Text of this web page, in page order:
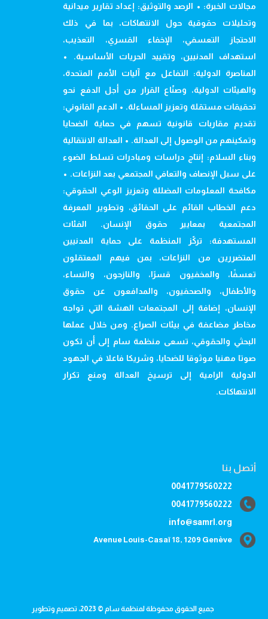
مجالات الخبرة: • الرصد والتوثيق: إعداد تقارير ميدانية
وتحليلات حقوقية حول الانتهاكات، بما في ذلك
الاحتجاز التعسفي، الإخفاء القسري، التعذيب،
استهداف المدنيين، وتقييد الحريات الأساسية. •
المناصرة الدولية: التفاعل مع آليات الأمم المتحدة،
والهيئات الدولية، وصنّاع القرار من أجل الدفع نحو
تحقيقات مستقلة وتعزيز المساءلة. • الدعم القانوني:
تقديم مقاربات قانونية تسهم في حماية الضحايا
وتمكينهم من الوصول إلى العدالة. • العدالة الانتقالية
وبناء السلام: إنتاج دراسات ومبادرات تسلط الضوء
على سبل الإنصاف والتعافي المجتمعي بعد النزاعات. •
مكافحة المعلومات المضللة وتعزيز الوعي الحقوقي:
دعم الخطاب القائم على الحقائق، وتطوير المعرفة
المجتمعية بمعايير حقوق الإنسان. الفئات
المستهدفة: تركّز المنظمة على حماية المدنيين
المتضررين من النزاعات، بمن فيهم المعتقلون
تعسفًا، والمخفيون قسرًا، والنازحون، والنساء،
والأطفال، والصحفيون، والمدافعون عن حقوق
الإنسان، إضافة إلى المجتمعات الهشة التي تواجه
مخاطر مضاعفة في بيئات الصراع. ومن خلال عملها
البحثي والحقوقي، تسعى منظمة سام إلى أن تكون
صوتا مهنيا موثوقا للضحايا، وشريكا فاعلا في الجهود
الدولية الرامية إلى ترسيخ العدالة ومنع تكرار
الانتهاكات.
أتصل بنا
0041779560222
0041779560222
info@samrl.org
Avenue Louis-Casaï 18, 1209 Genève
جميع الحقوق محفوظة لمنظمة سام © 2023، تصميم وتطوير